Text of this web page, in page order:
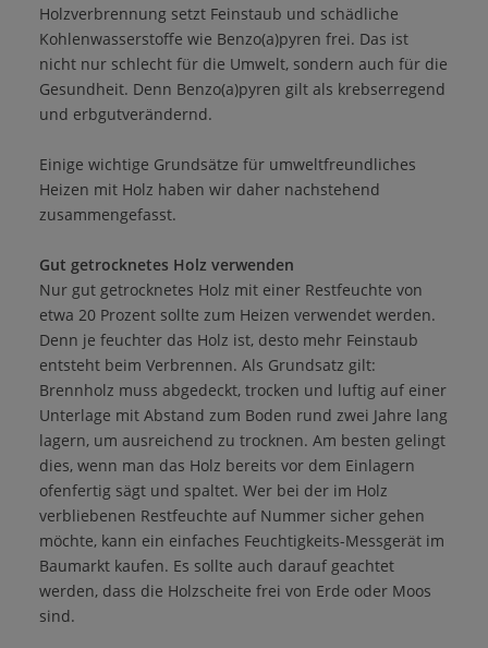
Holzverbrennung setzt Feinstaub und schädliche
Kohlenwasserstoffe wie Benzo(a)pyren frei. Das ist
nicht nur schlecht für die Umwelt, sondern auch für die
Gesundheit. Denn Benzo(a)pyren gilt als krebserregend
und erbgutverändernd.
Einige wichtige Grundsätze für umweltfreundliches
Heizen mit Holz haben wir daher nachstehend
zusammengefasst.
Gut getrocknetes Holz verwenden
Nur gut getrocknetes Holz mit einer Restfeuchte von
etwa 20 Prozent sollte zum Heizen verwendet werden.
Denn je feuchter das Holz ist, desto mehr Feinstaub
entsteht beim Verbrennen. Als Grundsatz gilt:
Brennholz muss abgedeckt, trocken und luftig auf einer
Unterlage mit Abstand zum Boden rund zwei Jahre lang
lagern, um ausreichend zu trocknen. Am besten gelingt
dies, wenn man das Holz bereits vor dem Einlagern
ofenfertig sägt und spaltet. Wer bei der im Holz
verbliebenen Restfeuchte auf Nummer sicher gehen
möchte, kann ein einfaches Feuchtigkeits-Messgerät im
Baumarkt kaufen. Es sollte auch darauf geachtet
werden, dass die Holzscheite frei von Erde oder Moos
sind.